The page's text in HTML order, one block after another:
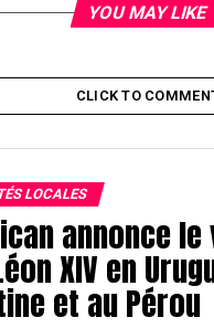
YOU MAY LIKE
CLICK TO
LOCALES
annonce le
XIV en
et au Pérou